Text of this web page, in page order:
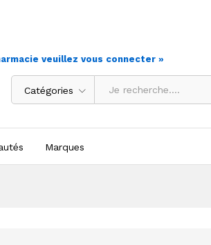
veuillez vous connecter »
Catégories
Marques